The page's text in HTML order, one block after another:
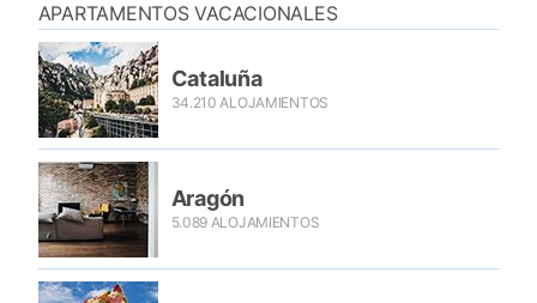
APARTAMENTOS VACACIONALES
Cataluña
34.210 ALOJAMIENTOS
Aragón
5.089 ALOJAMIENTOS